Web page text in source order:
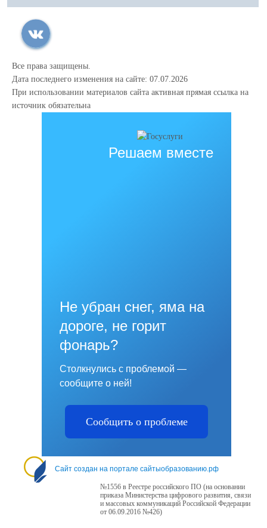
Все права защищены.
Дата последнего изменения на сайте: 07.07.2026
При использовании материалов сайта активная прямая ссылка на
источник обязательна
Решаем вместе
Не убран снег, яма на
дороге, не горит
фонарь?
Столкнулись с проблемой —
сообщите о ней!
Сообщить о проблеме
Сайт создан на портале сайтыобразованию.рф
№1556 в Реестре российского ПО (на основании
приказа Министерства цифрового развития, связи
и массовых коммуникаций Российской Федерации
от 06.09.2016 №426)